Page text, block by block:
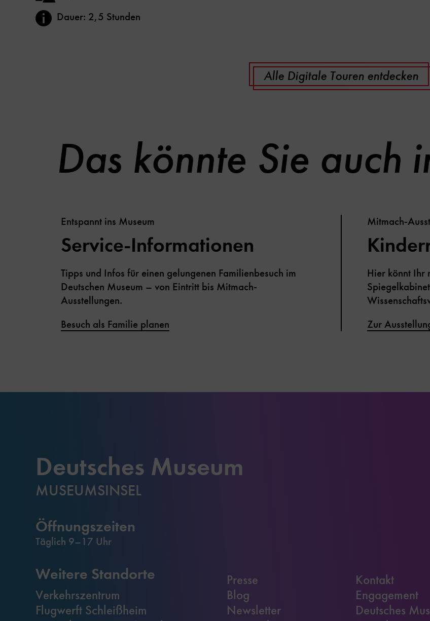
Dauer: 2,5 Stunden
Alle Digitale Touren entdecken
Das könnte Sie auch
Entspannt ins Museum
Service-Informationen
Tipps und Infos für einen gelungenen Familienbesuch im
Deutschen Museum – von Eintritt bis Mitmach-
Ausstellungen.
Besuch als Familie planen
Mitmach-
Hier könnt Ihr
Zur
Deutsches Museum
MUSEUMSINSEL
Öffnungszeiten
Täglich 9–17 Uhr
Weitere Standorte
Verkehrszentrum
Flugwerft Schleißheim
Presse
Blog
Newsletter
Kontakt
Engagement
Deutsches